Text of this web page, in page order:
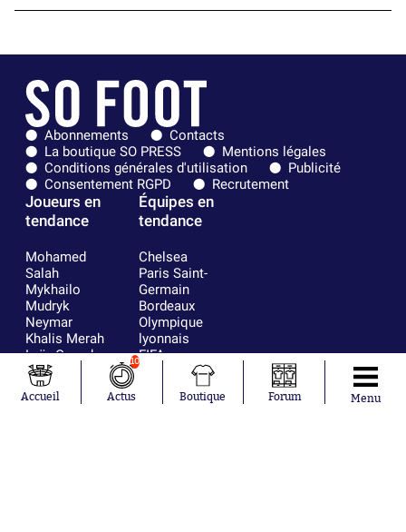
Abonnements
Contacts
La boutique SO PRESS
Mentions légales
Conditions générales d'utilisation
Publicité
Consentement RGPD
Recrutement
Joueurs en
tendance
Mohamed
Salah
Mykhailo
Mudryk
Neymar
Khalis Merah
Loïs Openda
Moussa
Niakhaté
Nicolás
Équipes en
tendance
Chelsea
Paris Saint-
Germain
Bordeaux
Olympique
lyonnais
FIFA
Real Madrid
RC Strasbourg
AC Milan
Accueil
10
Actus Boutique Forum Menu